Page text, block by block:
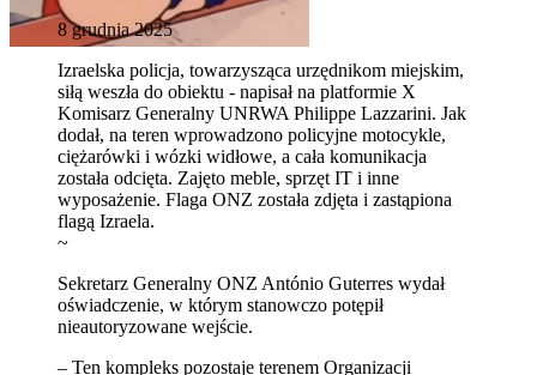
8 grudnia 2025
Izraelska policja, towarzysząca urzędnikom miejskim,
siłą weszła do obiektu - napisał na platformie X
Komisarz Generalny UNRWA Philippe Lazzarini. Jak
dodał, na teren wprowadzono policyjne motocykle,
ciężarówki i wózki widłowe, a cała komunikacja
została odcięta. Zajęto meble, sprzęt IT i inne
wyposażenie. Flaga ONZ została zdjęta i zastąpiona
flagą Izraela.
~
Sekretarz Generalny ONZ António Guterres wydał
oświadczenie, w którym stanowczo potępił
nieautoryzowane wejście.
– Ten kompleks pozostaje terenem Organizacji